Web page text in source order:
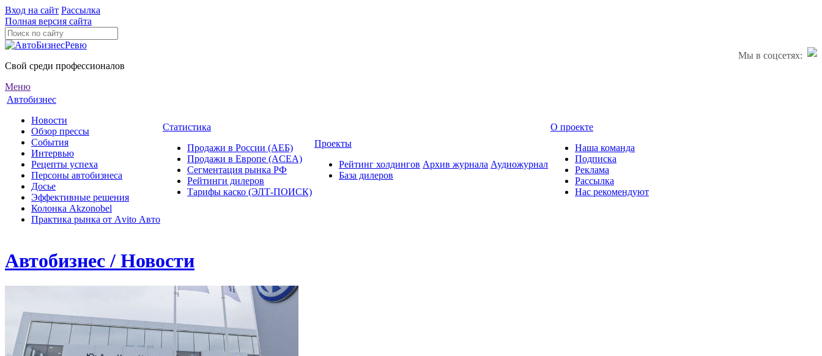
Вход на сайт Рассылка
Полная версия сайта
Мы в соцсетях:
Свой среди профессионалов
Меню
Автобизнес
Новости
Обзор прессы
События
Интервью
Рецепты успеха
Персоны автобизнеса
Досье
Эффективные решения
Колонка Akzonobel
Практика рынка от Аvito Авто
Статистика
Продажи в России (АЕБ)
Продажи в Европе (ACEA)
Сегментация рынка РФ
Рейтинги дилеров
Тарифы каско (ЭЛТ-ПОИСК)
Проекты
Рейтинг холдингов
База дилеров
Архив журнала Аудиожурнал
О проекте
Наша команда
Подписка
Реклама
Рассылка
Нас рекомендуют
Автобизнес / Новости